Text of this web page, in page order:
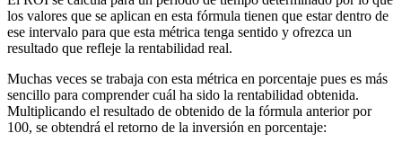
los valores que se aplican en esta fórmula tienen que estar dentro de
ese intervalo para que esta métrica tenga sentido y ofrezca un
resultado que refleje la rentabilidad real.
Muchas veces se trabaja con esta métrica en porcentaje pues es más
sencillo para comprender cuál ha sido la rentabilidad obtenida.
Multiplicando el resultado de obtenido de la fórmula anterior por
100, se obtendrá el retorno de la inversión en porcentaje: